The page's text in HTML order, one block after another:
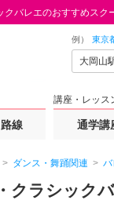
バレエのおすすめスク
例） 東京
線
講座・レッス
通学講
ダンス・舞踊関連
クラシック